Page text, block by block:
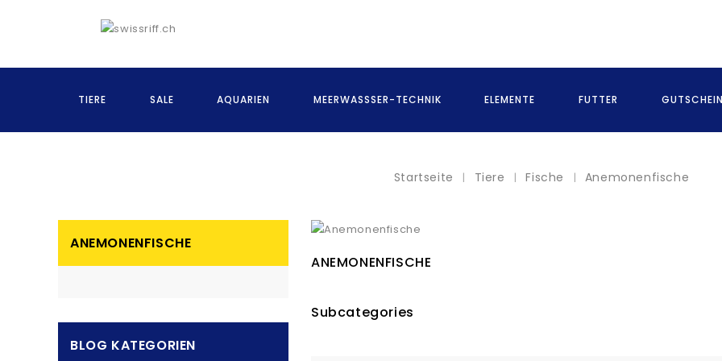
TIERE SALE AQUARIEN MEERWASSSER-TECHNIK ELEMENTE FUTTER
Startseite Tiere Fische Anemonenfische
ANEMONENFISCHE
BLOG KATEGORIEN
ANEMONENFISCHE
Subcategories